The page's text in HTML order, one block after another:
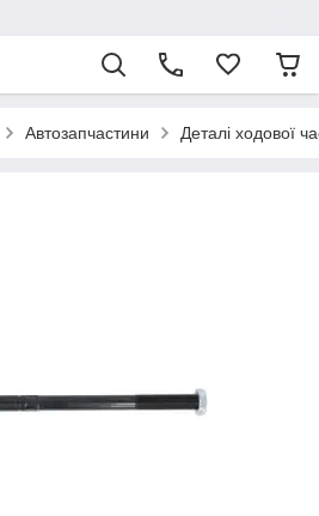
Автозапчастини Деталі ходової